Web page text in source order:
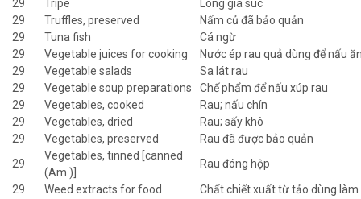
29
Tripe
Lòng gia súc
29
Truffles, preserved
Nấm củ đã bảo quản
29
Tuna fish
Cá ngừ
29
Vegetable juices for cooking
Nước ép rau quả dùng để nấu
29
Vegetable salads
Sa lát rau
29
Vegetable soup preparations
Chế phẩm để nấu xúp rau
29
Vegetables, cooked
Rau; nấu chín
29
Vegetables, dried
Rau; sấy khô
29
Vegetables, preserved
Rau đã được bảo quản
29
Vegetables, tinned [canned
(Am.)]
Rau đóng hộp
29
Weed extracts for food
Chất chiết xuất từ tảo dùng